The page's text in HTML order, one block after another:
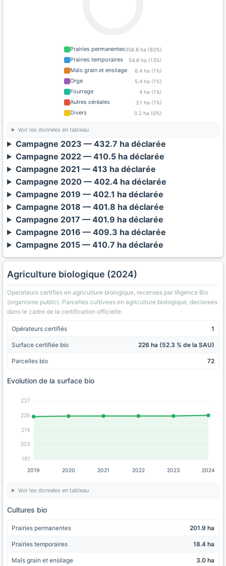
Prairies permanentes358.8 ha (83%)
Prairies temporaires 54.6 ha (13%)
Maïs grain et ensilage 6.4 ha (1%)
Orge 5.4 ha (1%)
Fourrage 4 ha (1%)
Autres céréales 3.1 ha (1%)
Divers 0.2 ha (0%)
Voir les données en tableau
Campagne 2023 — 432.7 ha déclarée
Campagne 2022 — 410.5 ha déclarée
Campagne 2021 — 413 ha déclarée
Campagne 2020 — 402.4 ha déclarée
Campagne 2019 — 402.1 ha déclarée
Campagne 2018 — 401.8 ha déclarée
Campagne 2017 — 401.9 ha déclarée
Campagne 2016 — 409.3 ha déclarée
Campagne 2015 — 410.7 ha déclarée
Agriculture biologique (2024)
Operateurs certifies en agriculture biologique, recenses par l’Agence Bio
(organisme public). Parcelles cultivees en agriculture biologique, declarees
dans le cadre de la certification officielle.
Opérateurs certifiés 1
Surface certifiée bio 226 ha (52.3 % de la SAU)
Parcelles bio 72
Evolution de la surface bio
191
203
214
226
237
2019 2020 2021 2022 2023 2024
Voir les données en tableau
Cultures bio
Prairies permanentes 201.9 ha
Prairies temporaires 18.4 ha
Maïs grain et ensilage 3.0 ha